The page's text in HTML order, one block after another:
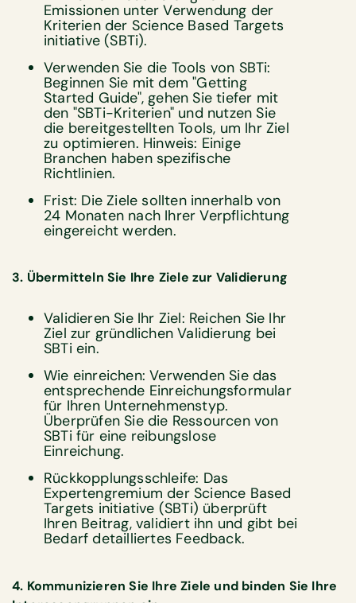
Emissionen unter Verwendung der
Kriterien der Science Based Targets
initiative (SBTi).
Verwenden Sie die Tools von SBTi:
Beginnen Sie mit dem "Getting
Started Guide", gehen Sie tiefer mit
den "SBTi-Kriterien" und nutzen Sie
die bereitgestellten Tools, um Ihr Ziel
zu optimieren. Hinweis: Einige
Branchen haben spezifische
Richtlinien.
Frist: Die Ziele sollten innerhalb von
24 Monaten nach Ihrer Verpflichtung
eingereicht werden.
3. Übermitteln Sie Ihre Ziele zur Validierung
Validieren Sie Ihr Ziel: Reichen Sie Ihr
Ziel zur gründlichen Validierung bei
SBTi ein.
Wie einreichen: Verwenden Sie das
entsprechende Einreichungsformular
für Ihren Unternehmens­typ.
Überprüfen Sie die Ressourcen von
SBTi für eine reibungslose
Einreichung.
Rückkopplungsschleife: Das
Expertengremium der Science Based
Targets initiative (SBTi) überprüft
Ihren Beitrag, validiert ihn und gibt bei
Bedarf detailliertes Feedback.
4. Kommunizieren Sie Ihre Ziele und binden Sie Ihre